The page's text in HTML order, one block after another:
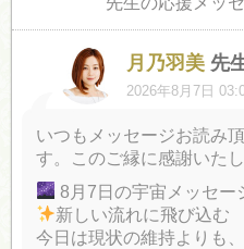
月乃羽美 先
2026年8月7日
いつもメッセージお読み
す。このご縁に感謝いたし
8月7日の宇宙メッセー
新しい流れに飛び込む
今日は現状の維持よりも